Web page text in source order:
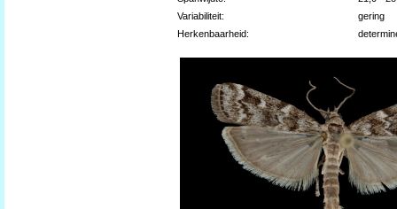
Variabiliteit:
gering
Herkenbaarheid: